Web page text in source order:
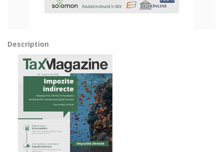
Description